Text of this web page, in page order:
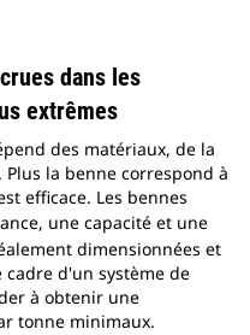
dans les
extrêmes
des matériaux, de la
la benne correspond à
efficace. Les bennes
une capacité et une
dimensionnées et
d'un système de
à obtenir une
tonne minimaux.